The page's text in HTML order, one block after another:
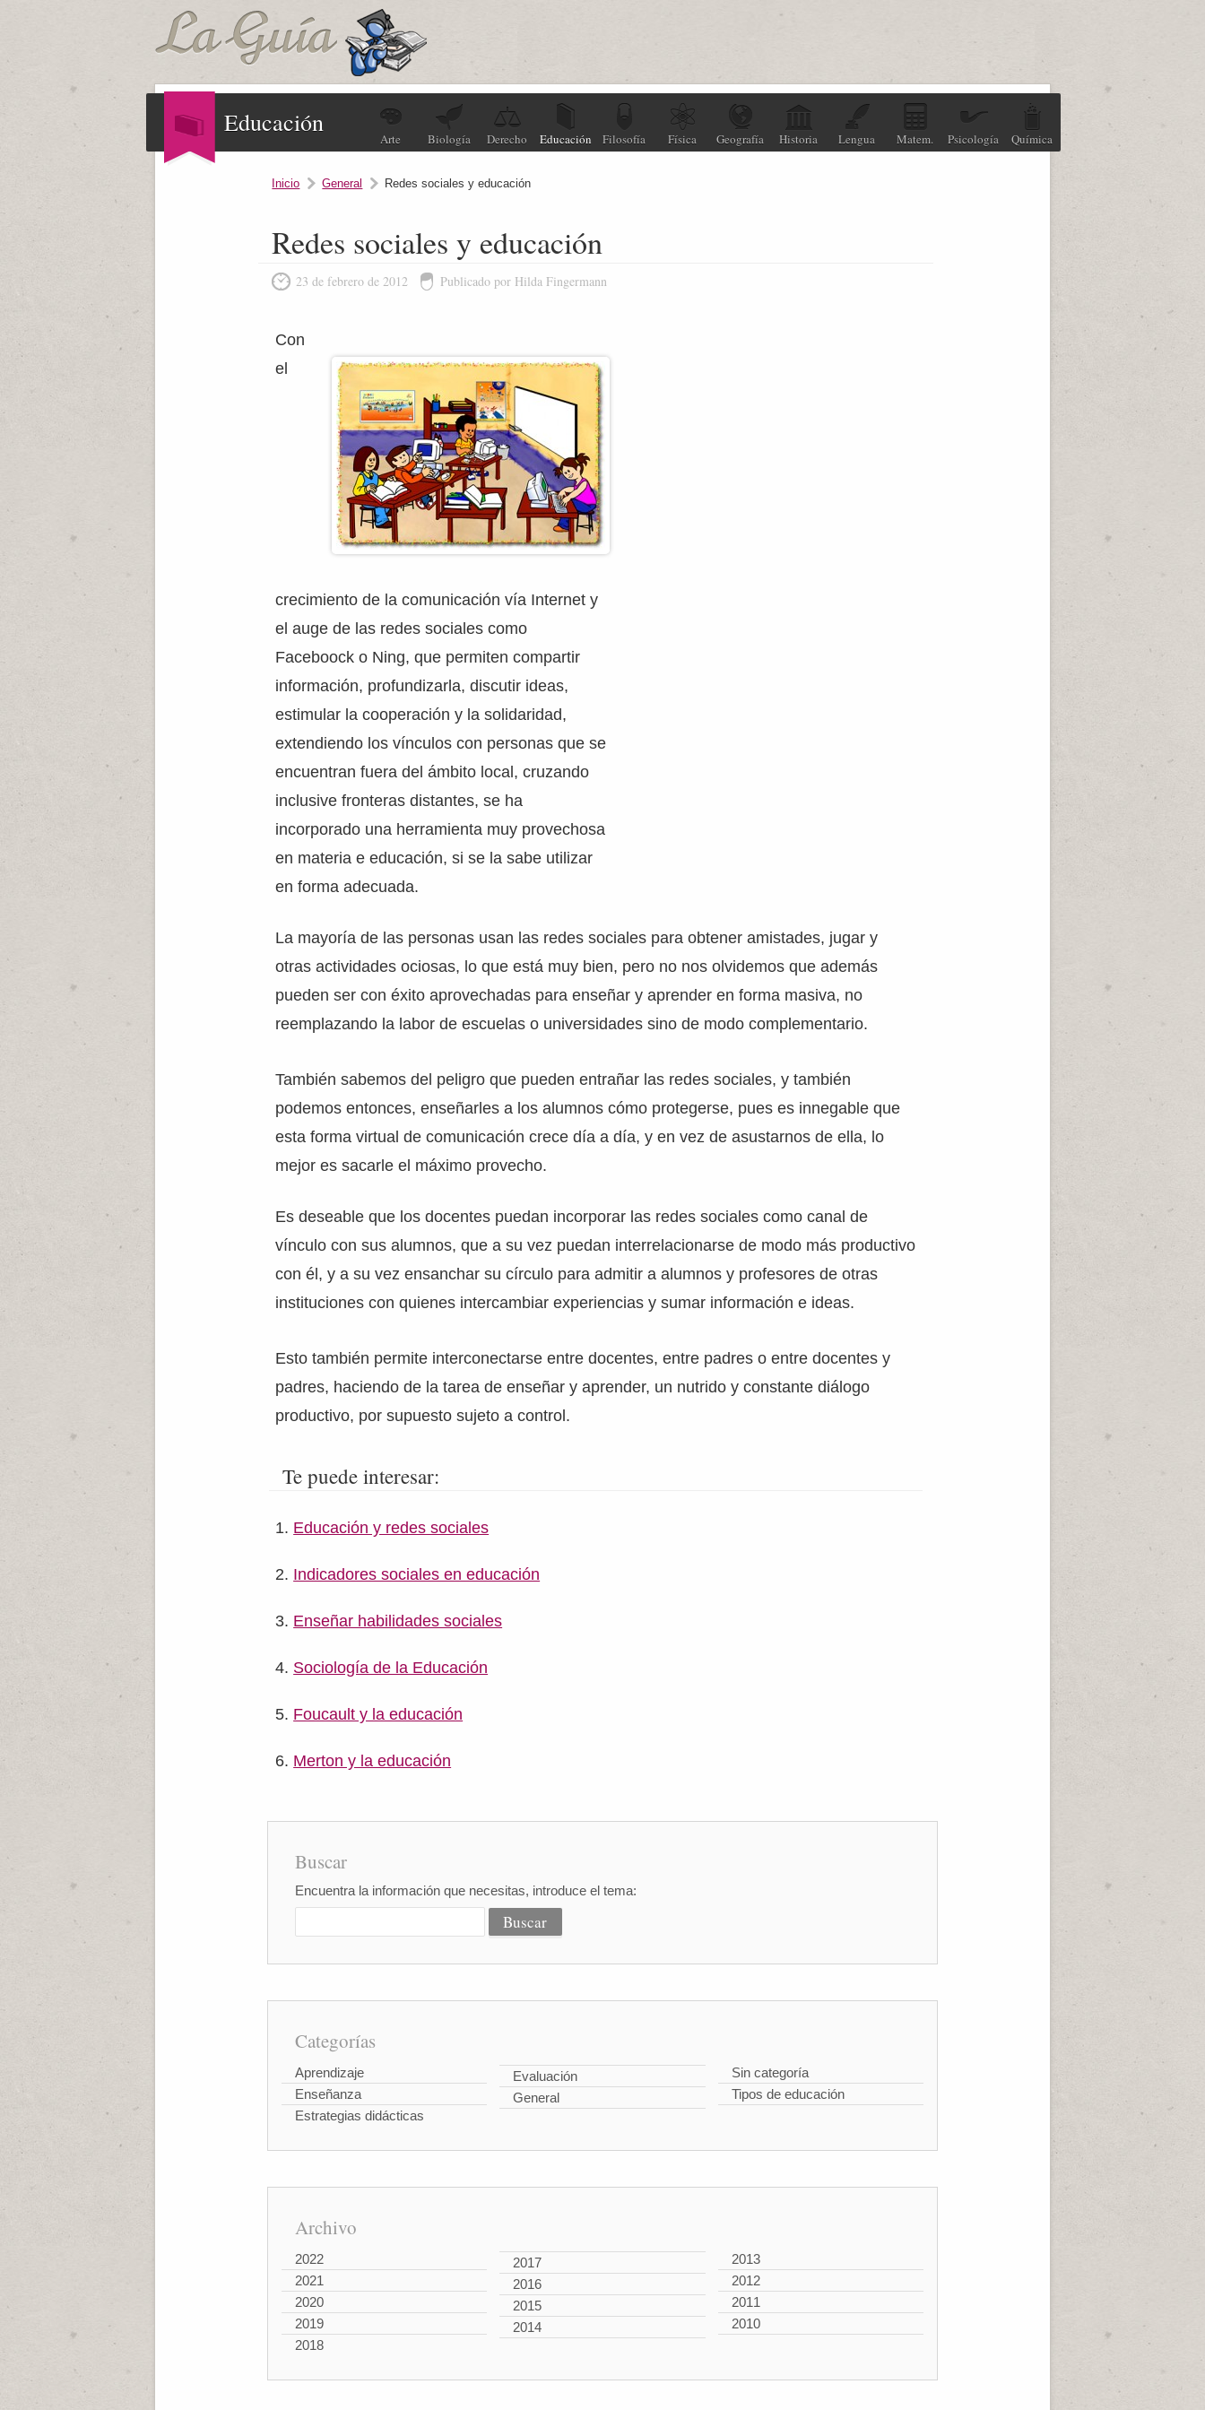
Educación
Arte Biología Derecho Educación Filosofía Física Geografía Historia Lengua Matem. Psicología Química
Inicio General Redes sociales y educación
Redes sociales y educación
23 de febrero de 2012 Publicado por Hilda Fingermann
Con
el
crecimiento de la comunicación vía Internet y
el auge de las redes sociales como
Faceboock o Ning, que permiten compartir
información, profundizarla, discutir ideas,
estimular la cooperación y la solidaridad,
extendiendo los vínculos con personas que se
encuentran fuera del ámbito local, cruzando
inclusive fronteras distantes, se ha
incorporado una herramienta muy provechosa
en materia e educación, si se la sabe utilizar
en forma adecuada.
La mayoría de las personas usan las redes sociales para obtener amistades, jugar y
otras actividades ociosas, lo que está muy bien, pero no nos olvidemos que además
pueden ser con éxito aprovechadas para enseñar y aprender en forma masiva, no
reemplazando la labor de escuelas o universidades sino de modo complementario.
También sabemos del peligro que pueden entrañar las redes sociales, y también
podemos entonces, enseñarles a los alumnos cómo protegerse, pues es innegable que
esta forma virtual de comunicación crece día a día, y en vez de asustarnos de ella, lo
mejor es sacarle el máximo provecho.
Es deseable que los docentes puedan incorporar las redes sociales como canal de
vínculo con sus alumnos, que a su vez puedan interrelacionarse de modo más productivo
con él, y a su vez ensanchar su círculo para admitir a alumnos y profesores de otras
instituciones con quienes intercambiar experiencias y sumar información e ideas.
Esto también permite interconectarse entre docentes, entre padres o entre docentes y
padres, haciendo de la tarea de enseñar y aprender, un nutrido y constante diálogo
productivo, por supuesto sujeto a control.
Te puede interesar:
Educación y redes sociales
Indicadores sociales en educación
Enseñar habilidades sociales
Sociología de la Educación
Foucault y la educación
Merton y la educación
Buscar
Encuentra la información que necesitas, introduce el tema:
Categorías
Aprendizaje
Enseñanza
Estrategias didácticas
Evaluación
General
Sin categoría
Tipos de educación
Archivo
2022
2021
2020
2019
2018
2017
2016
2015
2014
2013
2012
2011
2010